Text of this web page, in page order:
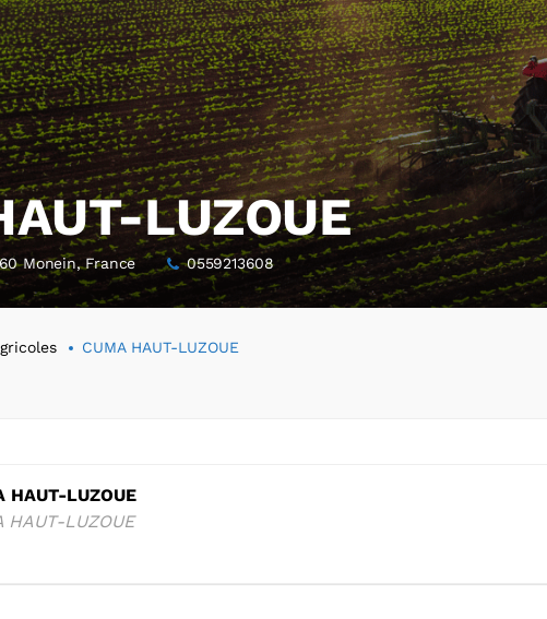
LUZOUE
Monein, France 0559213608
CUMA HAUT-LUZOUE
HAUT-LUZOUE
HAUT-LUZOUE